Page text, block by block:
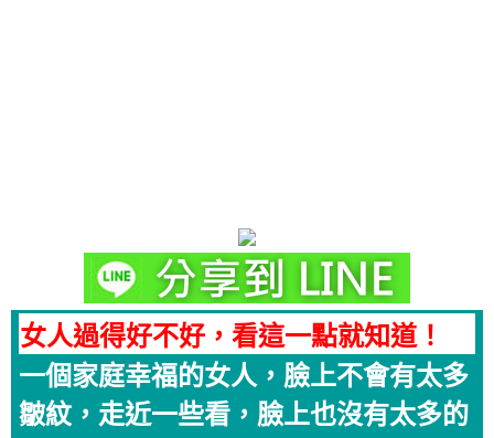
女人過得好不好，看這一點就知道！
一個家庭幸福的女人，臉上不會有太多
皺紋，走近一些看，臉上也沒有太多的